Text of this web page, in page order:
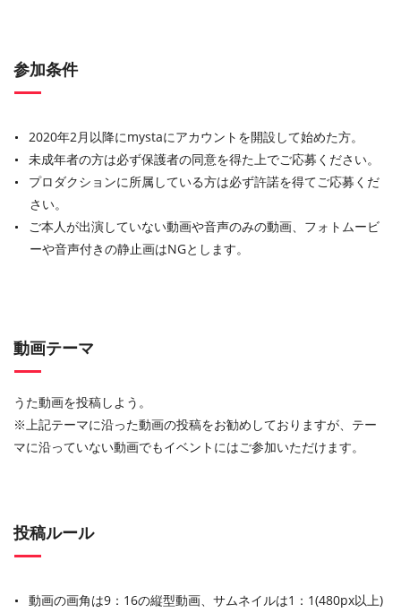
参加条件
2020年2月以降にmystaにアカウントを開設して始めた方。
未成年者の方は必ず保護者の同意を得た上でご応募ください。
プロダクションに所属している方は必ず許諾を得てご応募くだ
さい。
ご本人が出演していない動画や音声のみの動画、フォトムービ
ーや音声付きの静止画はNGとします。
動画テーマ
うた動画を投稿しよう。
※上記テーマに沿った動画の投稿をお勧めしておりますが、テー
マに沿っていない動画でもイベントにはご参加いただけます。
投稿ルール
動画の画角は9：16の縦型動画、サムネイルは1：1(480px以上)